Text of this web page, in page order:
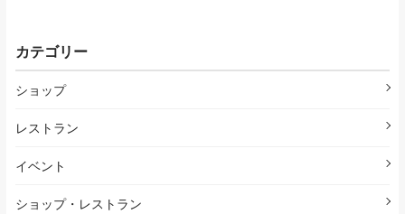
カテゴリー
ショップ
レストラン
イベント
ショップ・レストラン